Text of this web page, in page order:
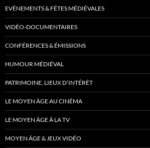
EVÈNEMENTS & FÊTES MÉDIÉVALES
VIDÉO-DOCUMENTAIRES
CONFÉRENCES & ÉMISSIONS
HUMOUR MÉDIÉVAL
PATRIMOINE, LIEUX D’INTÉRÊT
LE MOYEN ÂGE AU CINÉMA
LE MOYEN ÂGE À LA TV
MOYEN ÂGE & JEUX VIDÉO